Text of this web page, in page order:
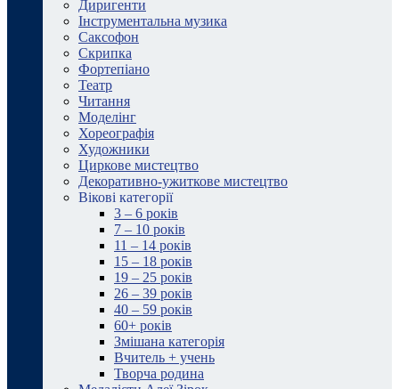
Диригенти
Інструментальна музика
Саксофон
Скрипка
Фортепіано
Театр
Читання
Моделінг
Хореографія
Художники
Циркове мистецтво
Декоративно-ужиткове мистецтво
Вікові категорії
3 – 6 років
7 – 10 років
11 – 14 років
15 – 18 років
19 – 25 років
26 – 39 років
40 – 59 років
60+ років
Змішана категорія
Вчитель + учень
Творча родина